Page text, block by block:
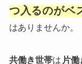
つ入るのがベ
はありませんか。
共働き世帯は 片